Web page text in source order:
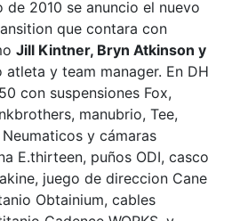
2010 se anuncio el nuevo
que contara con
Jill Kintner, Bryn Atkinson y
atleta y team manager. En DH
con suspensiones Fox,
manubrio, Tee,
y cámaras
E.thirteen, puños ODI, casco
juego de direccion Cane
Obtainium, cables